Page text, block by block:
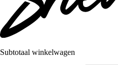
Subtotaal winkelwagen